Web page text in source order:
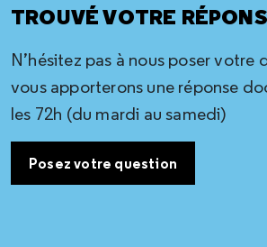
TROUVÉ VOTRE
N’hésitez pas à nous poser votre
vous apporterons une réponse
les 72h (du mardi au samedi)
Posez votre question